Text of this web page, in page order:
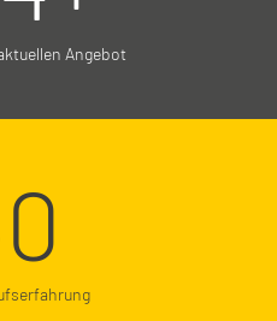
Angebot